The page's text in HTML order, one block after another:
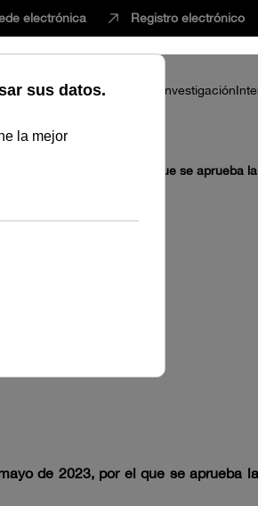
electrónica Registro electrónico
universitariaProfesorado Investigación
de mayo de 2023, por el que se aprueba
de 2023, por el que se aprueba